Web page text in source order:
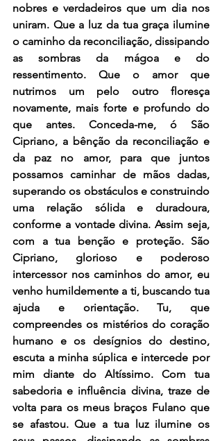
nobres e verdadeiros que um dia nos
uniram. Que a luz da tua graça ilumine
o caminho da reconciliação, dissipando
as sombras da mágoa e do
ressentimento. Que o amor que
nutrimos um pelo outro floresça
novamente, mais forte e profundo do
que antes. Conceda-me, ó São
Cipriano, a bênção da reconciliação e
da paz no amor, para que juntos
possamos caminhar de mãos dadas,
superando os obstáculos e construindo
uma relação sólida e duradoura,
conforme a vontade divina. Assim seja,
com a tua benção e proteção. São
Cipriano, glorioso e poderoso
intercessor nos caminhos do amor, eu
venho humildemente a ti, buscando tua
ajuda e orientação. Tu, que
compreendes os mistérios do coração
humano e os desígnios do destino,
escuta a minha súplica e intercede por
mim diante do Altíssimo. Com tua
sabedoria e influência divina, traze de
volta para os meus braços Fulano que
se afastou. Que a tua luz ilumine os